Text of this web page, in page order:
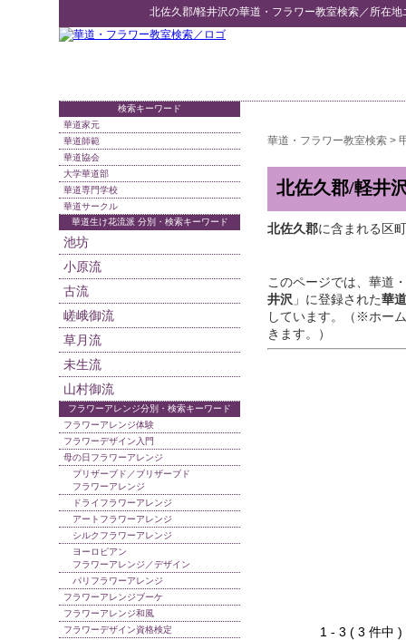
北佐久郡/軽井沢の華道・フラワー教室検索／所在地
華道・フラワー教室検索 >
北佐久郡/軽井
北佐久郡に含まれる区
このページでは、華道
井沢 」に登録された華
しています。（※ホー
きます。）
1 - 3 ( 3 件
検索キーワード
華道家元
華道師範
華道協会
大学華道部
華道専門学校
華道サークル
華道生け花流派 分別・検索キーワード
池坊
小原流
古流
嵯峨御流
草月流
未生流
山村御流
フラワーアレンジ分別・検索キーワード
フラワーアレンジ体験
フラワーデザイン入門
母の日フラワーアレンジ
プリザーブド／ブリザーブド
フラワーアレンジ
ドライフラワーアレンジ
アートフラワーアレンジ
シルクフラワーアレンジ
ヨーロピアン
フラワーアレンジ／デザイン
パリフラワーアレンジ
フラワーアレンジブーケ
フラワーアレンジ和風
フラワーデザイン資格検定